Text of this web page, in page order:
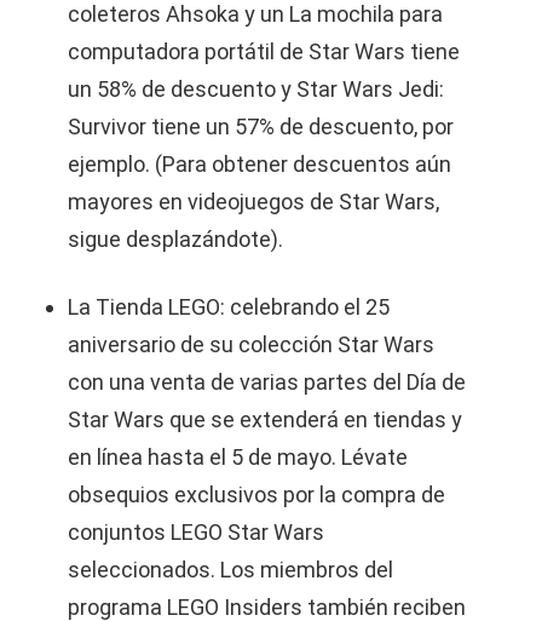
coleteros Ahsoka y un La mochila para
computadora portátil de Star Wars tiene
un 58% de descuento y Star Wars Jedi:
Survivor tiene un 57% de descuento, por
ejemplo. (Para obtener descuentos aún
mayores en videojuegos de Star Wars,
sigue desplazándote).
La Tienda LEGO: celebrando el 25
aniversario de su colección Star Wars
con una venta de varias partes del Día de
Star Wars que se extenderá en tiendas y
en línea hasta el 5 de mayo. Lévate
obsequios exclusivos por la compra de
conjuntos LEGO Star Wars
seleccionados. Los miembros del
programa LEGO Insiders también reciben